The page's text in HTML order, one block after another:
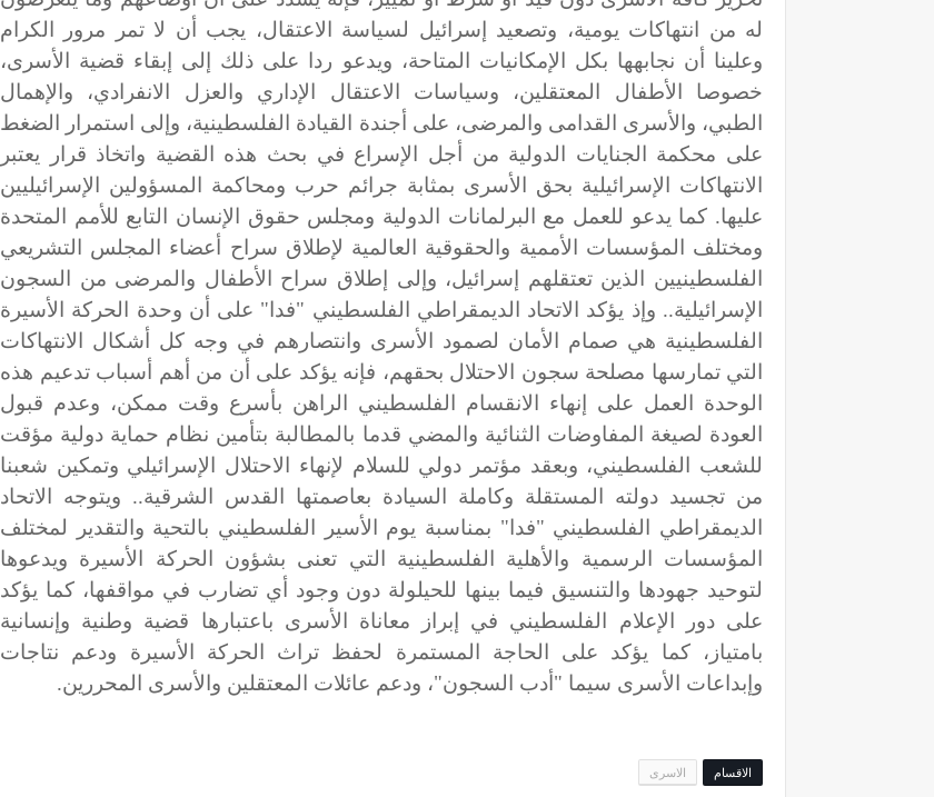
له من انتهاكات يومية، وتصعيد إسرائيل لسياسة الاعتقال، يجب أن لا تمر مرور الكرام
وعلينا أن نجابهها بكل الإمكانيات المتاحة، ويدعو ردا على ذلك إلى إبقاء قضية الأسرى،
خصوصا الأطفال المعتقلين، وسياسات الاعتقال الإداري والعزل الانفرادي، والإهمال
الطبي، والأسرى القدامى والمرضى، على أجندة القيادة الفلسطينية، وإلى استمرار الضغط
على محكمة الجنايات الدولية من أجل الإسراع في بحث هذه القضية واتخاذ قرار يعتبر
الانتهاكات الإسرائيلية بحق الأسرى بمثابة جرائم حرب ومحاكمة المسؤولين الإسرائيليين
عليها. كما يدعو للعمل مع البرلمانات الدولية ومجلس حقوق الإنسان التابع للأمم المتحدة
ومختلف المؤسسات الأممية والحقوقية العالمية لإطلاق سراح أعضاء المجلس التشريعي
الفلسطينيين الذين تعتقلهم إسرائيل، وإلى إطلاق سراح الأطفال والمرضى من السجون
الإسرائيلية.. وإذ يؤكد الاتحاد الديمقراطي الفلسطيني "فدا" على أن وحدة الحركة الأسيرة
الفلسطينية هي صمام الأمان لصمود الأسرى وانتصارهم في وجه كل أشكال الانتهاكات
التي تمارسها مصلحة سجون الاحتلال بحقهم، فإنه يؤكد على أن من أهم أسباب تدعيم هذه
الوحدة العمل على إنهاء الانقسام الفلسطيني الراهن بأسرع وقت ممكن، وعدم قبول
العودة لصيغة المفاوضات الثنائية والمضي قدما بالمطالبة بتأمين نظام حماية دولية مؤقت
للشعب الفلسطيني، وبعقد مؤتمر دولي للسلام لإنهاء الاحتلال الإسرائيلي وتمكين شعبنا
من تجسيد دولته المستقلة وكاملة السيادة بعاصمتها القدس الشرقية.. ويتوجه الاتحاد
الديمقراطي الفلسطيني "فدا" بمناسبة يوم الأسير الفلسطيني بالتحية والتقدير لمختلف
المؤسسات الرسمية والأهلية الفلسطينية التي تعنى بشؤون الحركة الأسيرة ويدعوها
لتوحيد جهودها والتنسيق فيما بينها للحيلولة دون وجود أي تضارب في مواقفها، كما يؤكد
على دور الإعلام الفلسطيني في إبراز معاناة الأسرى باعتبارها قضية وطنية وإنسانية
بامتياز، كما يؤكد على الحاجة المستمرة لحفظ تراث الحركة الأسيرة ودعم نتاجات
وإبداعات الأسرى سيما "أدب السجون"، ودعم عائلات المعتقلين والأسرى المحررين.
الاقسام الاسرى